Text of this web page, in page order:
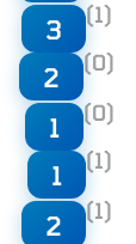
3 (1)
2 (0)
1 (0)
1 (1)
2 (1)